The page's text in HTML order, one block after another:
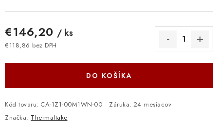
€146,20 / ks
€118,86 bez DPH
DO KOŠÍKA
Kód tovaru: CA-1Z1-00M1WN-00 Záruka: 24 mesiacov
Značka: Thermaltake